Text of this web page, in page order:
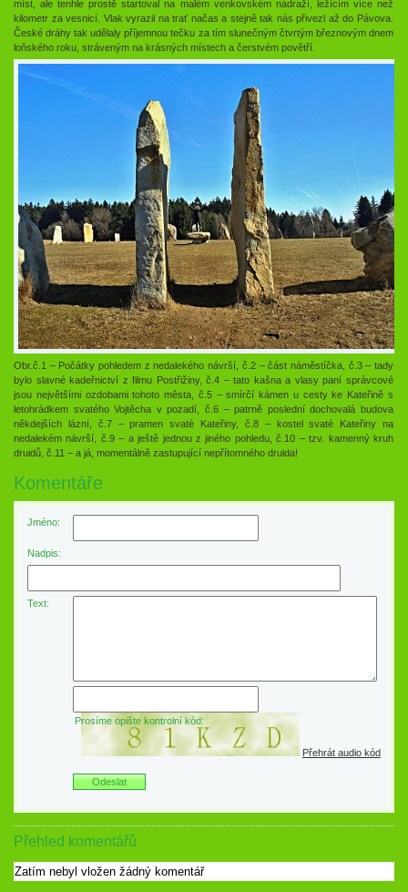
míst, ale tenhle prostě startoval na malém venkovském nádraží, ležícím více než
kilometr za vesnicí. Vlak vyrazil na trať načas a stejně tak nás přivezl až do Pávova.
České dráhy tak udělaly příjemnou tečku za tím slunečným čtvrtým březnovým dnem
loňského roku, stráveným na krásných místech a čerstvém povětří.
Obr.č.1 – Počátky pohledem z nedalekého návrší, č.2 – část náměstíčka, č.3 – tady
bylo slavné kadeřnictví z filmu Postřižiny, č.4 – tato kašna a vlasy paní správcové
jsou největšími ozdobami tohoto města, č.5 – smírčí kámen u cesty ke Kateřině s
letohrádkem svatého Vojtěcha v pozadí, č.6 – patrně poslední dochovalá budova
někdejších lázní, č.7 – pramen svaté Kateřiny, č.8 – kostel svaté Kateřiny na
nedalekém návrší, č.9 – a ještě jednou z jiného pohledu, č.10 – tzv. kamenný kruh
druidů, č.11 – a já, momentálně zastupující nepřítomného druida!
Komentáře
Jméno:
Nadpis:
Text:
Prosíme opište kontrolní kód:
Přehrát audio kód
Přehled komentářů
Zatím nebyl vložen žádný komentář